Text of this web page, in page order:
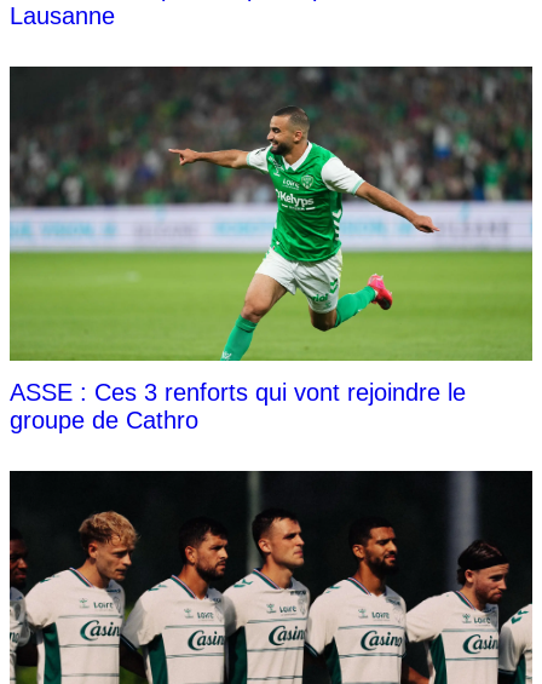
Lausanne
ASSE : Ces 3 renforts qui vont rejoindre le
groupe de Cathro